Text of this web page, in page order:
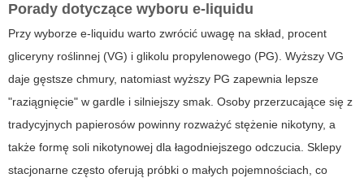
Porady dotyczące wyboru e-liquidu
Przy wyborze e-liquidu warto zwrócić uwagę na skład, procent
gliceryny roślinnej (VG) i glikolu propylenowego (PG). Wyższy VG
daje gęstsze chmury, natomiast wyższy PG zapewnia lepsze
"raziągnięcie" w gardle i silniejszy smak. Osoby przerzucające się z
tradycyjnych papierosów powinny rozważyć stężenie nikotyny, a
także formę soli nikotynowej dla łagodniejszego odczucia. Sklepy
stacjonarne często oferują próbki o małych pojemnościach, co